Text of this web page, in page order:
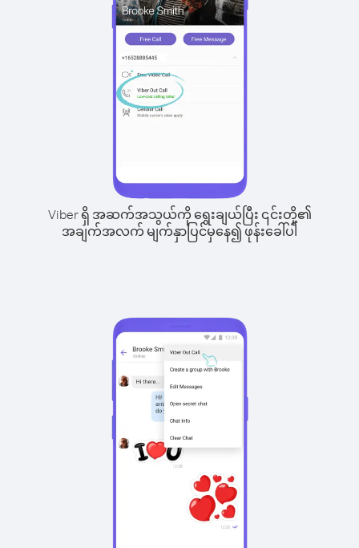
Viber ရှိ အဆက်အသွယ်ကို ရွေးချယ်ပြီး ၎င်းတို့၏
အချက်အလက် မျက်နှာပြင်မှနေ၍ ဖုန်းခေါ်ပါ